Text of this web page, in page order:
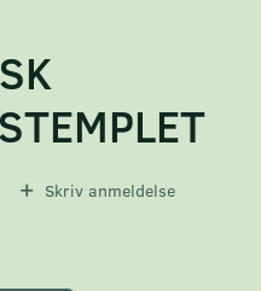
Skriv anmeldelse